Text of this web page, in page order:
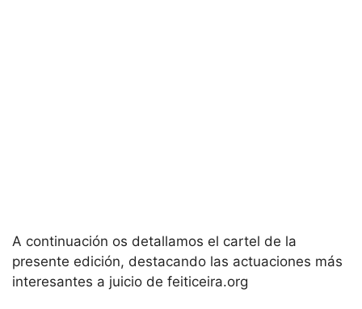
A continuación os detallamos el cartel de la
presente edición, destacando las actuaciones más
interesantes a juicio de feiticeira.org